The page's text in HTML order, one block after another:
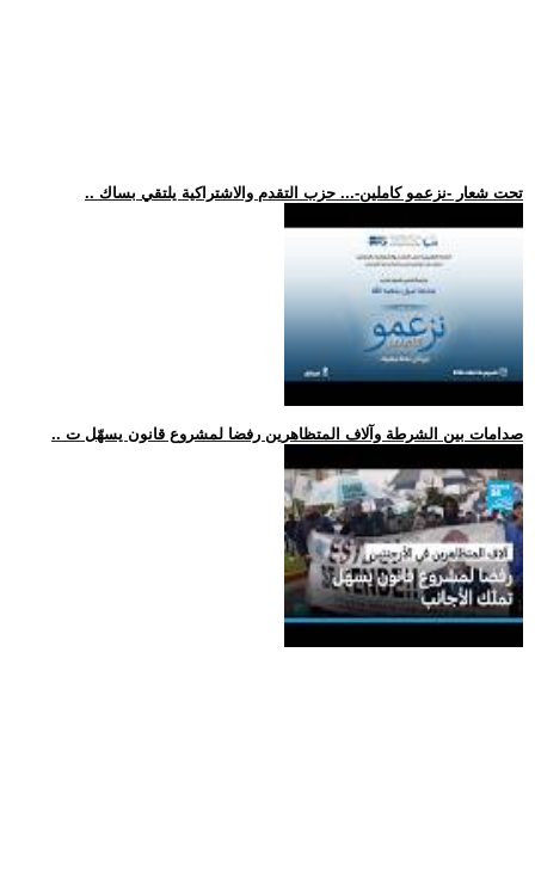
.. تحت شعار -نزعمو كاملين-... حزب التقدم والاشتراكية يلتقي بساك
.. صدامات بين الشرطة وآلاف المتظاهرين رفضا لمشروع قانون يسهّل ت